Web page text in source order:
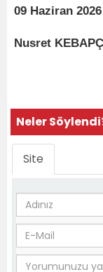
09 Haziran 2026
Nusret
Neler
Site